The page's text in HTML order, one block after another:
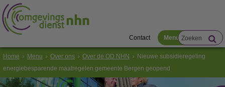
Contact Menu
Home Menu Over ons Over de OD NHN
Nieuwe subsidieregeling
energiebesparende maatregelen gemeente Bergen geopend